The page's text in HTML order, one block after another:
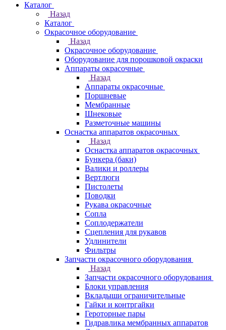
Каталог
Назад
Каталог
Окрасочное оборудование
Назад
Окрасочное оборудование
Оборудование для порошковой окраски
Аппараты окрасочные
Назад
Аппараты окрасочные
Поршневые
Мембранные
Шнековые
Разметочные машины
Оснастка аппаратов окрасочных
Назад
Оснастка аппаратов окрасочных
Бункера (баки)
Валики и роллеры
Вертлюги
Пистолеты
Поводки
Рукава окрасочные
Сопла
Соплодержатели
Сцепления для рукавов
Удлинители
Фильтры
Запчасти окрасочного оборудования
Назад
Запчасти окрасочного оборудования
Блоки управления
Вкладыши ограничительные
Гайки и контргайки
Героторные пары
Гидравлика мембранных аппаратов